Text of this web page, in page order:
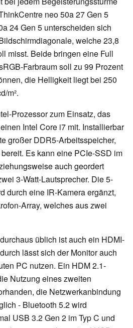
neo 50a 27 Gen 5
24 Gen 5 unterscheiden sich
welche 23,8
misst. Beide bringen eine Full
Farbraum soll zu 99 Prozent
die Helligkeit liegt bei 250
m².
Prozessor zum Einsatz, das
Intel Core i7 mit. Installierbar
großer DDR5-Arbeitsspeicher,
Es kann eine PCIe-SSD im
auch geordert
3-Watt-Lautsprecher. Die 5-
durch eine IR-Kamera ergänzt,
Array, welches aus zwei
üblich ist auch ein HDMI-
lässt sich der Monitor auch
PC nutzen. Ein HDM 2.1-
Nutzung eines zweiten
die Netzwerkanbindung
- Bluetooth 5.2 wird
USB 3.2 Gen 2 im Typ C und